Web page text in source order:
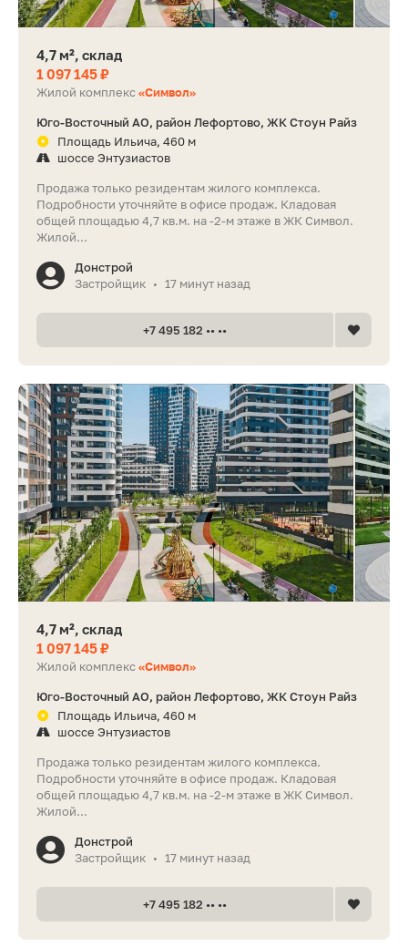
4,7 м², склад
1 097 145 ₽
Жилой комплекс«Символ»
Юго-Восточный АО, район Лефортово, ЖК Стоун Райз
Площадь Ильича, 460 м
шоссе Энтузиастов
Продажа только резидентам жилого комплекса.
Подробности уточняйте в офисе продаж. Кладовая
общей площадью 4,7 кв.м. на -2-м этаже в ЖК Символ.
Жилой...
Донстрой
Застройщик • 17 минут назад
+7 495 182 •• ••
4,7 м², склад
1 097 145 ₽
Жилой комплекс«Символ»
Юго-Восточный АО, район Лефортово, ЖК Стоун Райз
Площадь Ильича, 460 м
шоссе Энтузиастов
Продажа только резидентам жилого комплекса.
Подробности уточняйте в офисе продаж. Кладовая
общей площадью 4,7 кв.м. на -2-м этаже в ЖК Символ.
Жилой...
Донстрой
Застройщик • 17 минут назад
+7 495 182 •• ••